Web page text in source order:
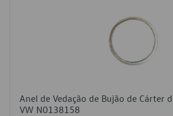
Anel de Vedação de Bujão de Cárter
VW N0138158